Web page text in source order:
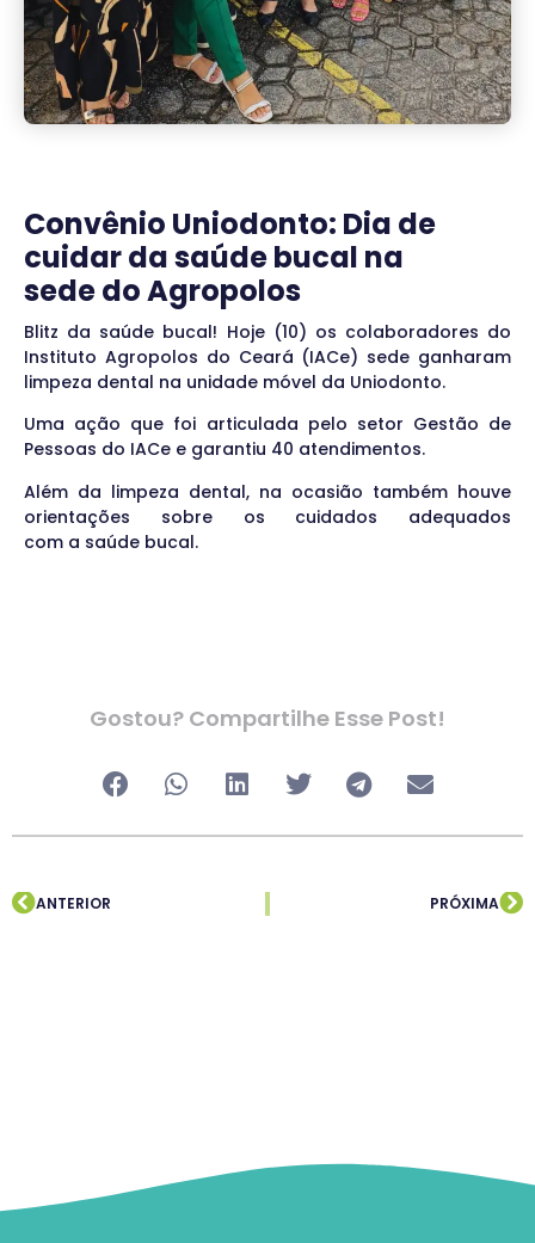
Convênio Uniodonto: Dia de
cuidar da saúde bucal na
sede do Agropolos
Blitz da saúde bucal! Hoje (10) os colaboradores do
Instituto Agropolos do Ceará (IACe) sede ganharam
limpeza dental na unidade móvel da Uniodonto.
Uma ação que foi articulada pelo setor Gestão de
Pessoas do IACe e garantiu 40 atendimentos.
Além da limpeza dental, na ocasião também houve
orientações sobre os cuidados adequados
com a saúde bucal.
Gostou? Compartilhe Esse Post!
ANTERIOR PRÓXIMA